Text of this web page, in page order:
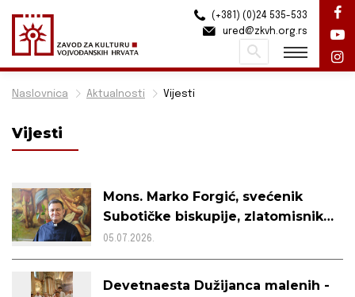
Naslovnica Aktualnosti Vijesti
Vijesti
Mons. Marko Forgić, svećenik
Subotičke biskupije, zlatomisnik –
intervju
05.07.2026.
Devetnaesta Dužijanca malenih -
(+381) (0)24 535-533
ured@zkvh.org.rs
Pretraži